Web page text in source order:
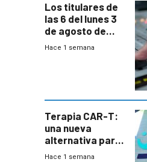
Los titulares de
las 6 del lunes 3
de agosto de
2026
Hace 1 semana
Terapia CAR-T:
una nueva
alternativa para
niños y
Hace 1 semana